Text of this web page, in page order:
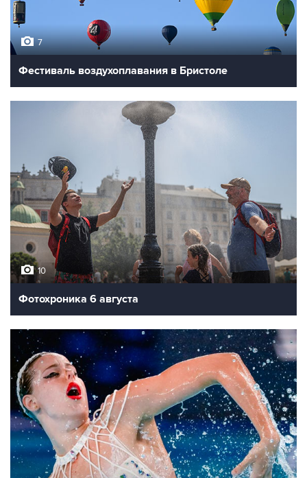
7
Фестиваль воздухоплавания в Бристоле
10
Фотохроника 6 августа